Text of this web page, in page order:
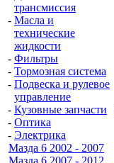
трансмиссия
- Масла и
технические
жидкости
- Фильтры
- Тормозная система
- Подвеска и рулевое
управление
- Кузовные запчасти
- Оптика
- Электрика
Мазда 6 2002 - 2007
Мазда 6 2007 - 2012